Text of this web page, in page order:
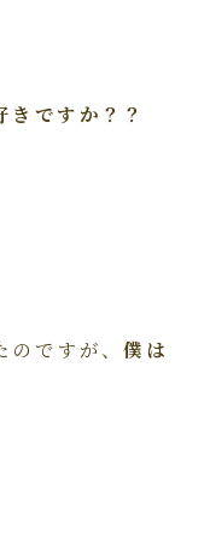
ですか？？
のですが、僕は